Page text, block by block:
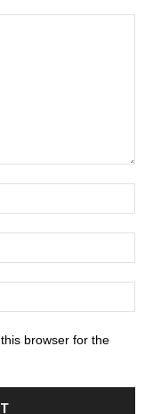
browser for the